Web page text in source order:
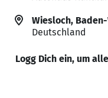
Wiesloch,
Deutschland
Logg Dich ein, um